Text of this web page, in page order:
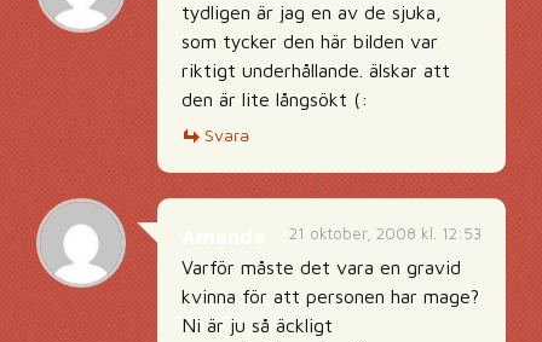
tydligen är jag en av de sjuka,
som tycker den här bilden var
riktigt underhållande. älskar att
den är lite långsökt (:
Svara
21 oktober, 2008 kl. 12:53
Varför måste det vara en gravid
kvinna för att personen har mage?
Ni är ju så äckligt